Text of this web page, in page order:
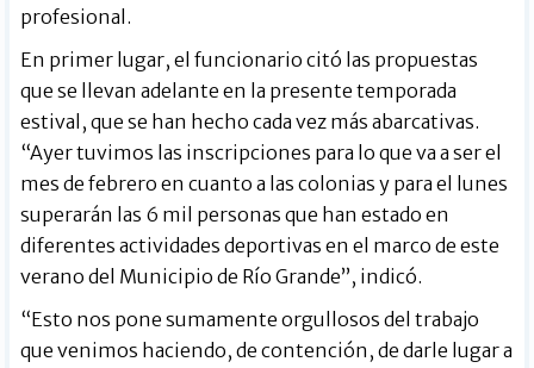
profesional.
En primer lugar, el funcionario citó las propuestas
que se llevan adelante en la presente temporada
estival, que se han hecho cada vez más abarcativas.
“Ayer tuvimos las inscripciones para lo que va a ser el
mes de febrero en cuanto a las colonias y para el lunes
superarán las 6 mil personas que han estado en
diferentes actividades deportivas en el marco de este
verano del Municipio de Río Grande”, indicó.
“Esto nos pone sumamente orgullosos del trabajo
que venimos haciendo, de contención, de darle lugar a